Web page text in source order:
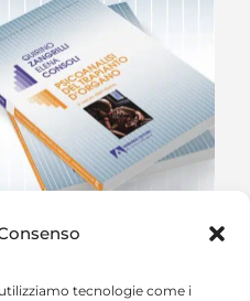
tecnologie come i